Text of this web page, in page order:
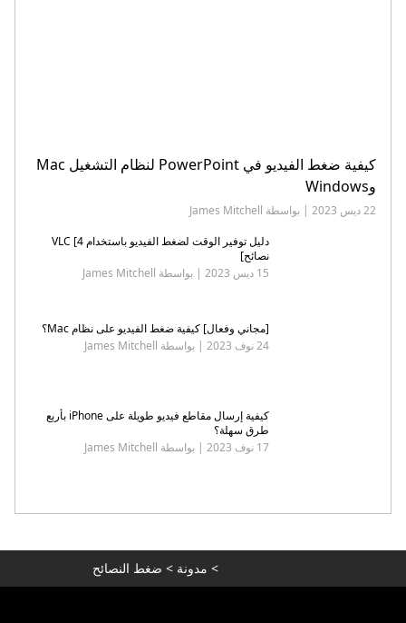
كيفية ضغط الفيديو في PowerPoint لنظام التشغيل Mac
وWindows
22 ديس 2023 | بواسطة James Mitchell
دليل توفير الوقت لضغط الفيديو باستخدام VLC [4
نصائح]
15 ديس 2023 | بواسطة James Mitchell
[مجاني وفعال] كيفية ضغط الفيديو على نظام Mac؟
24 نوف 2023 | بواسطة James Mitchell
كيفية إرسال مقاطع فيديو طويلة على iPhone بأربع
طرق سهلة؟
17 نوف 2023 | بواسطة James Mitchell
> مدونة > ضغط النصائح